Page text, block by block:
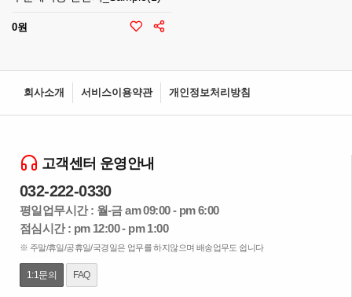
0원
회사소개 서비스이용약관 개인정보처리방침
고객센터 운영안내
032-222-0330
평일업무시간 : 월-금 am 09:00 - pm 6:00
점심시간 : pm 12:00 - pm 1:00
※ 주말/휴일/공휴일/국경일은 업무를 하지않으며 배송업무도 쉽니다
1:1문의 FAQ